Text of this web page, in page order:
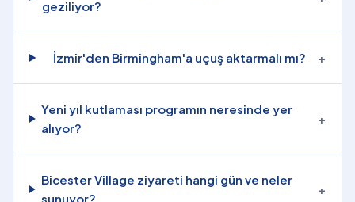
geziliyor?
İzmir'den Birmingham'a uçuş aktarmalı mı? +
Yeni yıl kutlaması programın neresinde yer
alıyor?
+
Bicester Village ziyareti hangi gün ve neler
sunuyor?
+